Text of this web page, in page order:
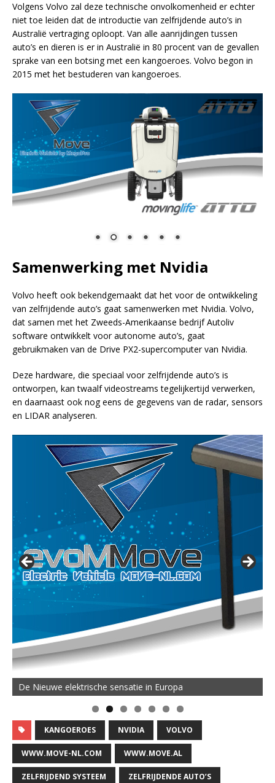
Volgens Volvo zal deze technische onvolkomenheid er echter
niet toe leiden dat de introductie van zelfrijdende auto’s in
Australië vertraging oploopt. Van alle aanrijdingen tussen
auto’s en dieren is er in Australië in 80 procent van de gevallen
sprake van een botsing met een kangoeroes. Volvo begon in
2015 met het bestuderen van kangoeroes.
Samenwerking met Nvidia
Volvo heeft ook bekendgemaakt dat het voor de ontwikkeling
van zelfrijdende auto’s gaat samenwerken met Nvidia. Volvo,
dat samen met het Zweeds-Amerikaanse bedrijf Autoliv
software ontwikkelt voor autonome auto’s, gaat
gebruikmaken van de Drive PX2-supercomputer van Nvidia.
Deze hardware, die speciaal voor zelfrijdende auto’s is
ontworpen, kan twaalf videostreams tegelijkertijd verwerken,
en daarnaast ook nog eens de gegevens van de radar, sensors
en LIDAR analyseren.
De Nieuwe elektrische sensatie in Europa
KANGOEROES NVIDIA VOLVO
WWW.MOVE-NL.COM WWW.MOVE.AL
ZELFRIJDEND SYSTEEM ZELFRIJDENDE AUTO’S